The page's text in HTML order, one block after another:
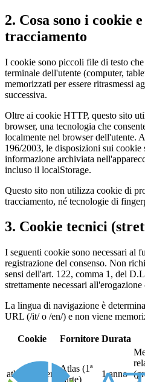
2. Cosa sono i cookie
tracciamento
I cookie sono piccoli file di testo
terminale dell'utente (computer,
memorizzati per essere ritrasmessi
successiva.
Oltre ai cookie HTTP, questo sito
browser, una tecnologia che
localmente nel browser dell'utente.
196/2003, le disposizioni sui cookie
informazione archiviata
incluso il localStorage.
Questo sito non utilizza cookie di
tracciamento, né tecnologie di
3. Cookie tecnici
I seguenti cookie sono necessari al
registrazione del consenso. Non
sensi dell'art. 122, comma 1, del
strettamente necessari
La lingua di navigazione è
URL (/it/ o /en/) e non viene
Cookie Fornitore Durata
atlas_consent
Atlas (1ª
parte)
1 anno